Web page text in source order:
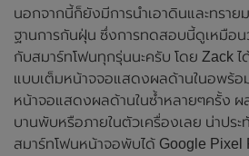
นอกจากนี้ก็ยังมีการนำเอาดินและทราย
ฐานการกันฝุ่น ซึ่งการทดสอบนี้ดูเหมือน
กับสมาร์ทโฟนทุกรุ่นนะครับ โดย Zack ไ
แบบเต็มหน้าจจอแสดงผลด้านในอพร้
หน้าจอแสดงผลด้านในซ้ำหลายๆครั้ง ผ
บานพับหรือภายในตัวเครื่องเลย น่าประ
สมาร์ทโฟนหน้าจอพับได้ Google Pixel